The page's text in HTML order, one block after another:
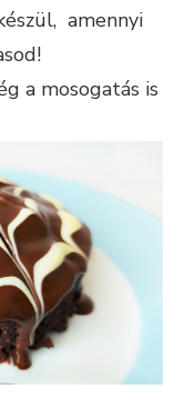
amennyi
a mosogatás is